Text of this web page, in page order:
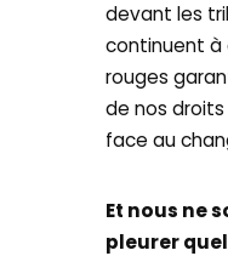
devant les
continuent à
rouges
de nos
face au
Et nous ne
pleurer